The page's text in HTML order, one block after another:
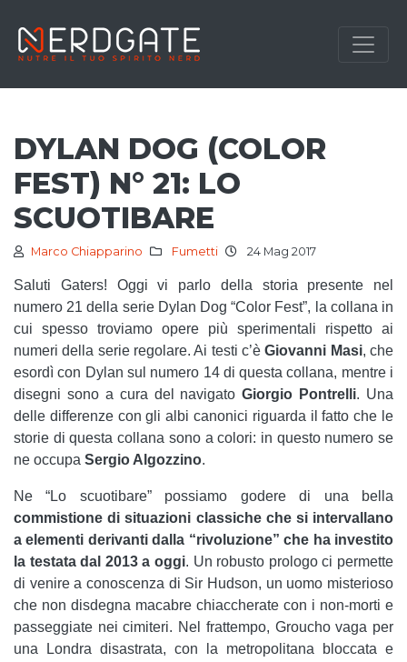
DYLAN DOG (COLOR
FEST) N° 21: LO
SCUOTIBARE
Marco Chiapparino Fumetti 24 Mag 2017
Saluti Gaters! Oggi vi parlo della storia presente nel
numero 21 della serie Dylan Dog “Color Fest”, la collana in
cui spesso troviamo opere più sperimentali rispetto ai
numeri della serie regolare. Ai testi c’èGiovanni Masi, che
esordì con Dylan sul numero 14 di questa collana, mentre i
disegni sono a cura del navigatoGiorgio Pontrelli. Una
delle differenze con gli albi canonici riguarda il fatto che le
storie di questa collana sono a colori: in questo numero se
ne occupa Sergio Algozzino.
Ne “Lo scuotibare” possiamo godere di una bella
commistione di situazioni classiche che si intervallano
a elementi derivanti dalla “rivoluzione” che ha investito
la testata dal 2013 a oggi. Un robusto prologo ci permette
di venire a conoscenza di Sir Hudson, un uomo misterioso
che non disdegna macabre chiaccherate con i non-morti e
passeggiate nei cimiteri. Nel frattempo, Groucho vaga per
una Londra disastrata, con la metropolitana bloccata e